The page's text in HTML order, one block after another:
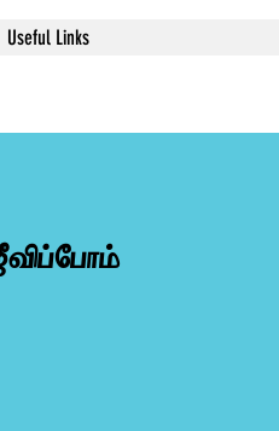
Useful Links